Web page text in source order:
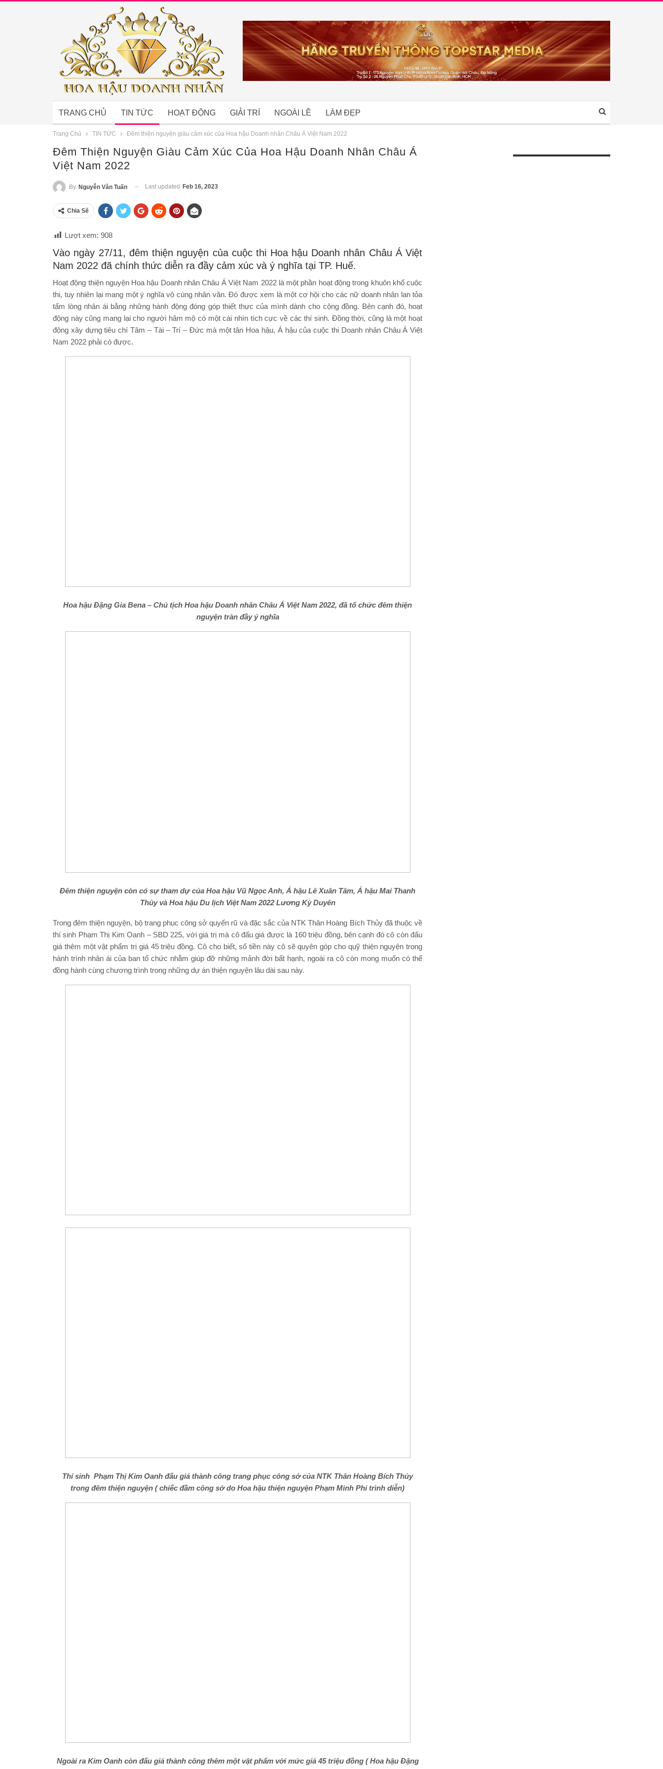
TRANG CHỦ TIN TỨC HOẠT ĐỘNG GIẢI TRÍ NGOÀI LỀ LÀM ĐẸP
Trang Chủ TIN TỨC Đêm thiện nguyện giàu cảm xúc của Hoa hậu Doanh nhân Châu Á Việt Nam 2022
Đêm Thiện Nguyện Giàu Cảm Xúc Của Hoa Hậu Doanh Nhân Châu Á
Việt Nam 2022
By Nguyễn Văn Tuấn Last updated Feb 16, 2023
Chia Sẽ
Lượt xem: 908
Vào ngày 27/11, đêm thiện nguyện của cuộc thi Hoa hậu Doanh nhân Châu Á Việt
Nam 2022 đã chính thức diễn ra đầy cảm xúc và ý nghĩa tại TP. Huế.
Hoạt động thiện nguyện Hoa hậu Doanh nhân Châu Á Việt Nam 2022 là một phần hoạt động trong khuôn khổ cuộc
thi, tuy nhiên lại mang một ý nghĩa vô cùng nhân văn. Đó được xem là một cơ hội cho các nữ doanh nhân lan tỏa
tấm lòng nhân ái bằng những hành động đóng góp thiết thực của mình dành cho cộng đồng. Bên cạnh đó, hoạt
động này cũng mang lại cho người hâm mộ có một cái nhìn tích cực về các thí sinh. Đồng thời, cũng là một hoạt
động xây dựng tiêu chí Tâm – Tài – Trí – Đức mà một tân Hoa hậu, Á hậu của cuộc thi Doanh nhân Châu Á Việt
Nam 2022 phải có được.
Hoa hậu Đặng Gia Bena – Chủ tịch Hoa hậu Doanh nhân Châu Á Việt Nam 2022, đã tổ chức đêm thiện
nguyện tràn đầy ý nghĩa
Đêm thiện nguyện còn có sự tham dự của Hoa hậu Vũ Ngọc Anh, Á hậu Lê Xuân Tâm, Á hậu Mai Thanh
Thủy và Hoa hậu Du lịch Việt Nam 2022 Lương Kỳ Duyên
Trong đêm thiện nguyện, bộ trang phục công sở quyến rũ và đặc sắc của NTK Thân Hoàng Bích Thủy đã thuộc về
thí sinh Phạm Thị Kim Oanh – SBD 225, với giá trị mà cô đấu giá được là 160 triệu đồng, bên cạnh đó cô còn đấu
giá thêm một vật phẩm trị giá 45 triệu đồng. Cô cho biết, số tiền này cô sẽ quyên góp cho quỹ thiện nguyện trong
hành trình nhân ái của ban tổ chức nhằm giúp đỡ những mảnh đời bất hạnh, ngoài ra cô còn mong muốn có thể
đồng hành cùng chương trình trong những dự án thiện nguyện lâu dài sau này.
Thí sinh Phạm Thị Kim Oanh đấu giá thành công trang phục công sở của NTK Thân Hoàng Bích Thủy
trong đêm thiện nguyện ( chiếc đầm công sở do Hoa hậu thiện nguyện Phạm Minh Phi trình diễn)
Ngoài ra Kim Oanh còn đấu giá thành công thêm một vật phẩm với mức giá 45 triệu đồng ( Hoa hậu Đặng